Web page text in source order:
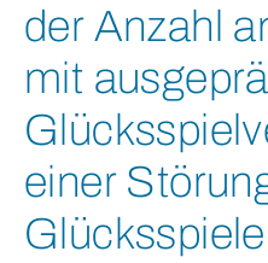
der Anzahl
mit
einer